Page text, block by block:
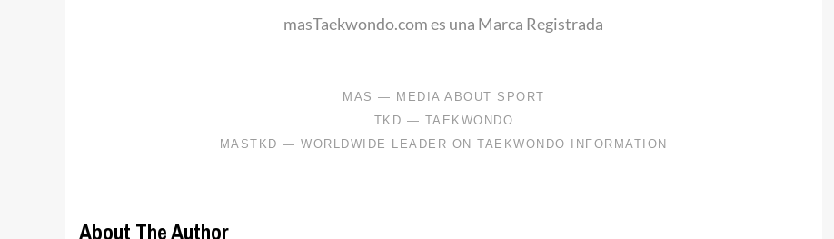
masTaekwondo.com es una Marca Registrada
About The Author